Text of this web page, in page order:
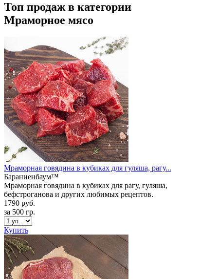
Топ продаж в категории
Мраморное мясо
Мраморная говядина в кубиках для гуляша, рагу...
Бараниенбаум™
Мраморная говядина в кубиках для рагу, гуляша,
бефстроганова и других любимых рецептов.
1790 руб.
за 500 гр.
Купить